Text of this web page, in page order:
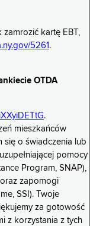
kartę EBT,
5261 .
OTDA
.
mieszkańców
się o świadczenia lub
pomocy
Program, SNAP),
zapomogi
SSI). Twoje
za gotowość
z korzystania z tych